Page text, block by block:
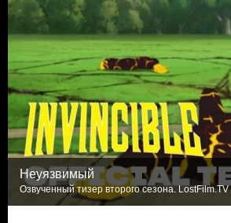
Неуязвимый
Озвученный тизер второго сезона. LostFilm.TV